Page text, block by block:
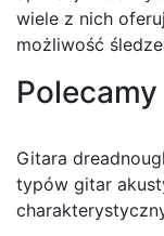
wiele z nich
możliwość
Polecamy
Gitara
typów gitar